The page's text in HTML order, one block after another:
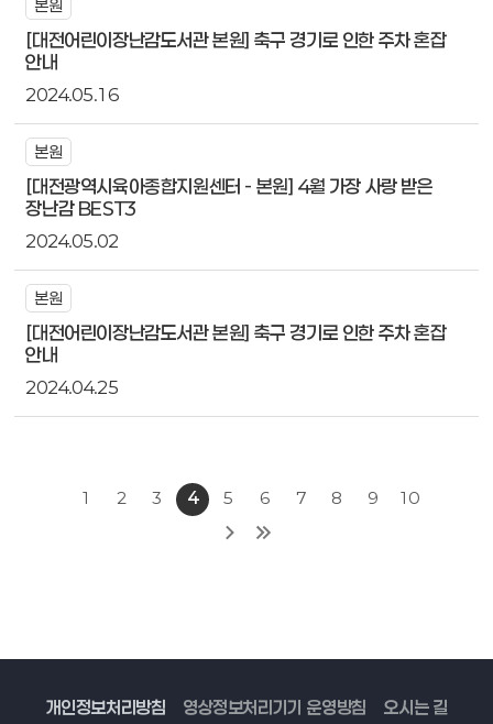
본원
[대전어린이장난감도서관 본원] 축구 경기로 인한 주차 혼잡
안내
2024.05.16
본원
[대전광역시육아종합지원센터 - 본원] 4월 가장 사랑 받은
장난감 BEST3
2024.05.02
본원
[대전어린이장난감도서관 본원] 축구 경기로 인한 주차 혼잡
안내
2024.04.25
1 2 3 4 5 6 7 8 9 10
개인정보처리방침 영상정보처리기기 운영방침 오시는 길